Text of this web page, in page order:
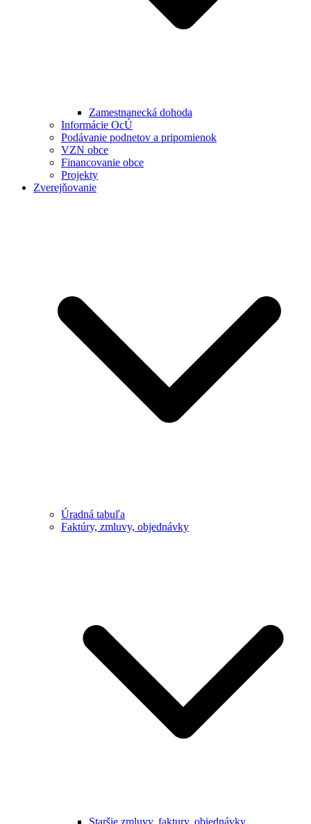
Zamestnanecká dohoda
Informácie OcÚ
Podávanie podnetov a pripomienok
VZN obce
Financovanie obce
Projekty
Zverejňovanie
Úradná tabuľa
Faktúry, zmluvy, objednávky